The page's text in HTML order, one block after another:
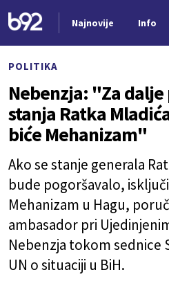
Najnovije Info
POLITIKA
Nebenzja: "Za
stanja Ratka
biće Mehanizam"
Ako se stanje generala
bude pogoršavalo,
Mehanizam u Hagu,
ambasador pri
Nebenzja tokom sednice
UN o situaciji u BiH.